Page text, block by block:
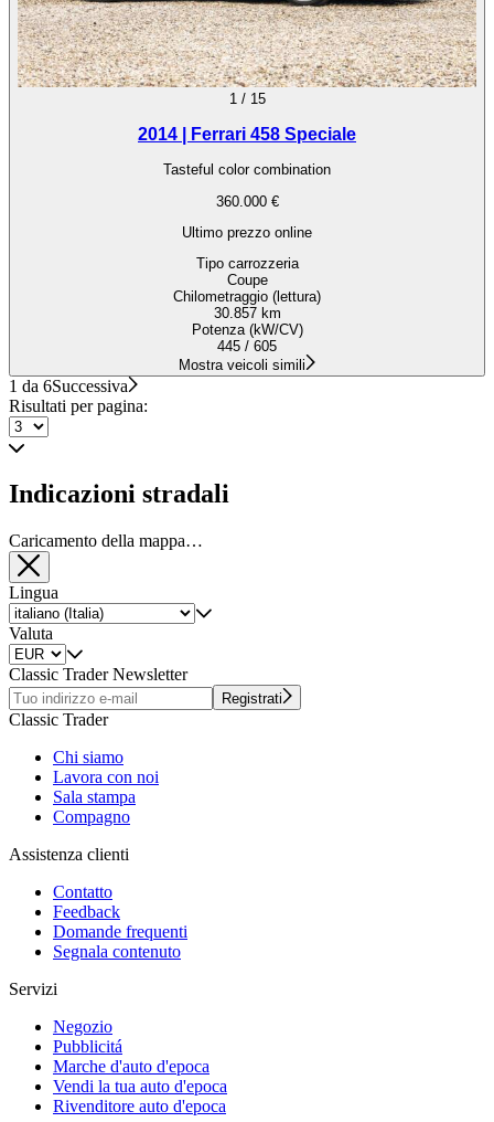
1/ 15
2014 | Ferrari 458 Speciale
Tasteful color combination
360.000 €
Ultimo prezzo online
Tipo carrozzeria
Coupe
Chilometraggio (lettura)
30.857 km
Potenza (kW/CV)
445 / 605
Mostra veicoli simili
1 da 6Successiva
Risultati per pagina:
Indicazioni stradali
Caricamento della mappa…
Lingua
Valuta
Classic Trader Newsletter
Registrati
Classic Trader
Chi siamo
Lavora con noi
Sala stampa
Compagno
Assistenza clienti
Contatto
Feedback
Domande frequenti
Segnala contenuto
Servizi
Negozio
Pubblicitá
Marche d'auto d'epoca
Vendi la tua auto d'epoca
Rivenditore auto d'epoca